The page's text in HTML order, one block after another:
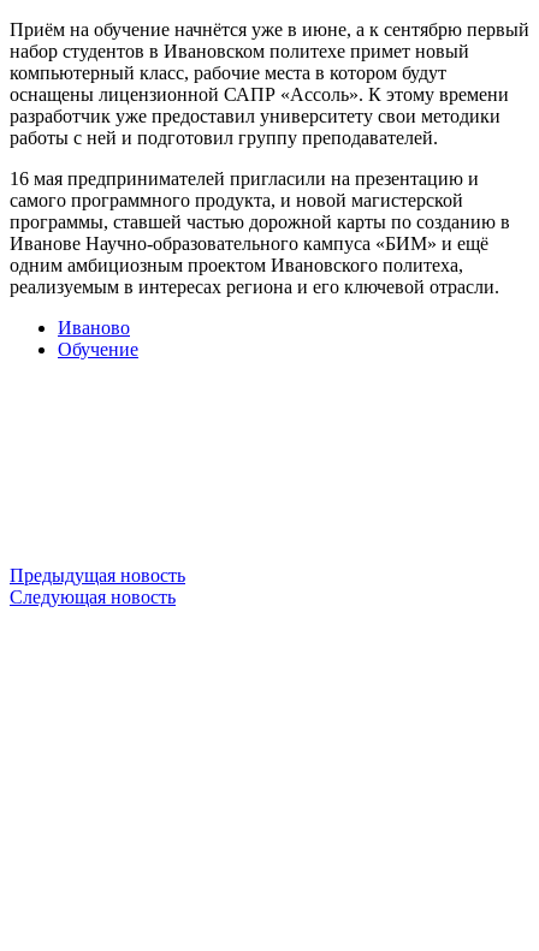
Приём на обучение начнётся уже в июне, а к сентябрю первый
набор студентов в Ивановском политехе примет новый
компьютерный класс, рабочие места в котором будут
оснащены лицензионной САПР «Ассоль». К этому времени
разработчик уже предоставил университету свои методики
работы с ней и подготовил группу преподавателей.
16 мая предпринимателей пригласили на презентацию и
самого программного продукта, и новой магистерской
программы, ставшей частью дорожной карты по созданию в
Иванове Научно-образовательного кампуса «БИМ» и ещё
одним амбициозным проектом Ивановского политеха,
реализуемым в интересах региона и его ключевой отрасли.
Иваново
Обучение
Предыдущая новость
Следующая новость